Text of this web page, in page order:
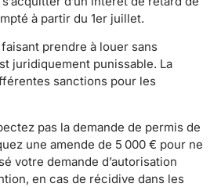
à partir du 1er juillet.
prendre à louer sans
juridiquement punissable. La
sanctions pour les
pas la demande de permis de
une amende de 5 000 € pour ne
votre demande d’autorisation
en cas de récidive dans les